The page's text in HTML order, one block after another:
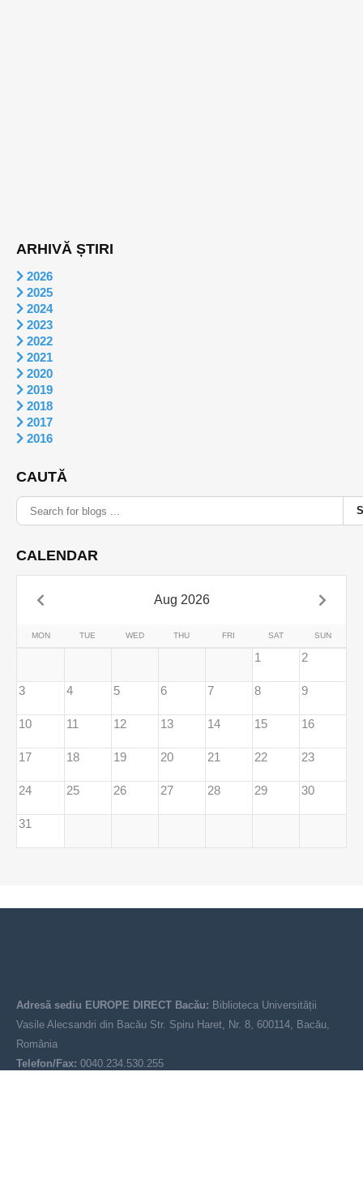
ARHIVĂ ȘTIRI
2026
2025
2024
2023
2022
2021
2020
2019
2018
2017
2016
CAUTĂ
CALENDAR
Aug 2026
MON TUE WED THU FRI SAT SUN
1 2
3 4 5 6 7 8 9
10 11 12 13 14 15 16
17 18 19 20 21 22 23
24 25 26 27 28 29 30
31
Adresă sediu EUROPE DIRECT Bacău: Biblioteca Universității
Vasile Alecsandri din Bacău Str. Spiru Haret, Nr. 8, 600114, Bacău,
România
Telefon/Fax: 0040.234.530.255